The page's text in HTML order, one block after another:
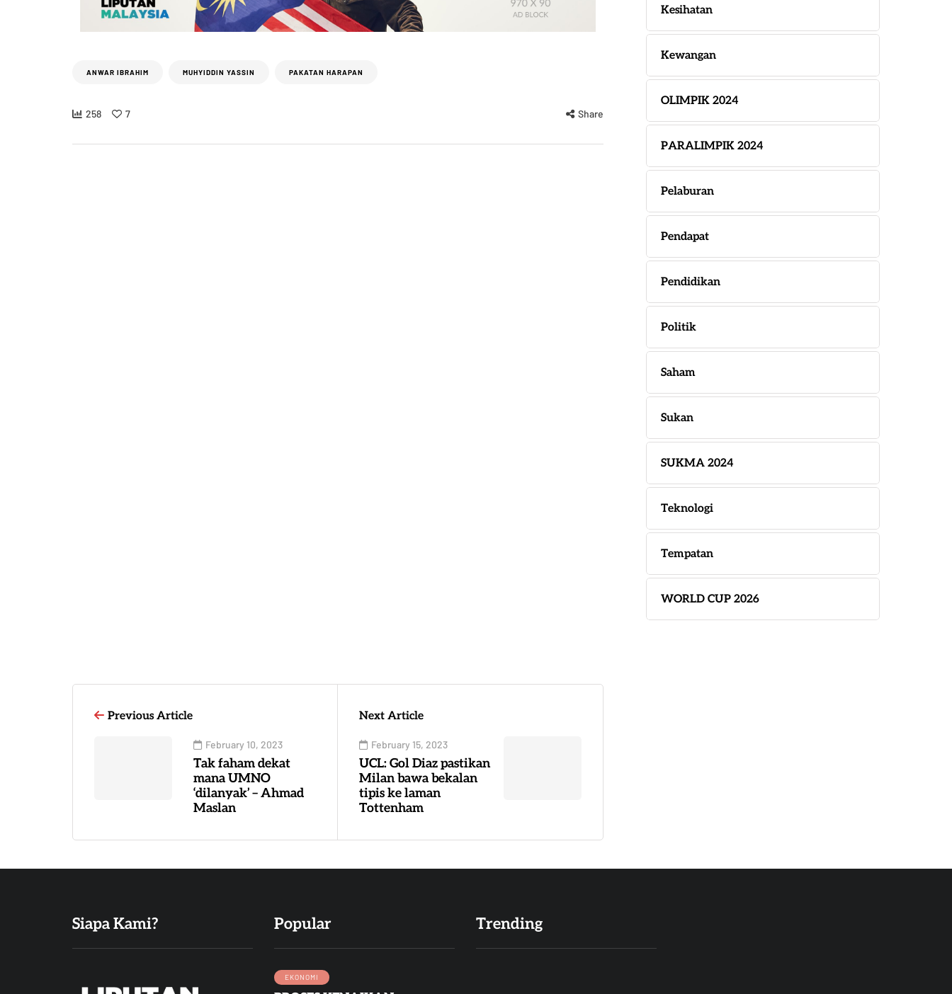
ANWAR IBRAHIM MUHYIDDIN YASSIN PAKATAN HARAPAN
258 7 Share
Kesihatan
Kewangan
OLIMPIK 2024
PARALIMPIK 2024
Pelaburan
Pendapat
Pendidikan
Politik
Saham
Sukan
SUKMA 2024
Teknologi
Tempatan
WORLD CUP 2026
Previous Article
February 10, 2023
Tak faham dekat
mana UMNO
‘dilanyak’ – Ahmad
Maslan
Next Article
February 15, 2023
UCL: Gol Diaz pastikan
Milan bawa bekalan
tipis ke laman
Tottenham
Siapa Kami? Popular
EKONOMI
Trending